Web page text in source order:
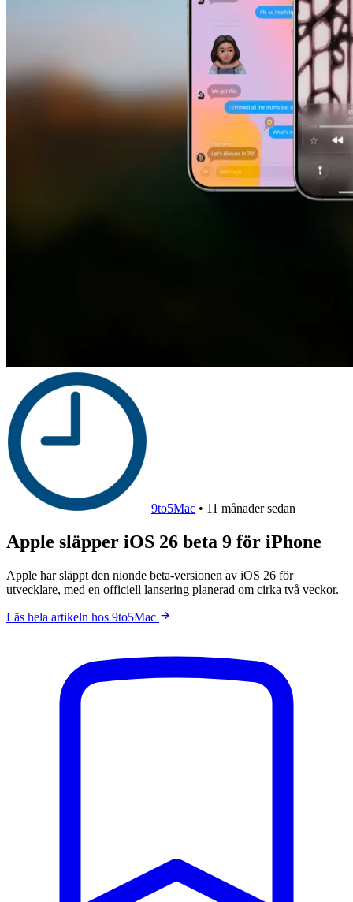
9to5Mac • 11 månader sedan
Apple släpper iOS 26 beta 9 för iPhone
Apple har släppt den nionde beta-versionen av iOS 26 för
utvecklare, med en officiell lansering planerad om cirka två veckor.
Läs hela artikeln hos 9to5Mac